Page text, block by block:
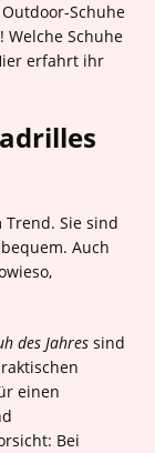
Schuhe
Welche Schuhe
erfahrt ihr
Sie sind
Auch
des Jahres sind
einen
Bei